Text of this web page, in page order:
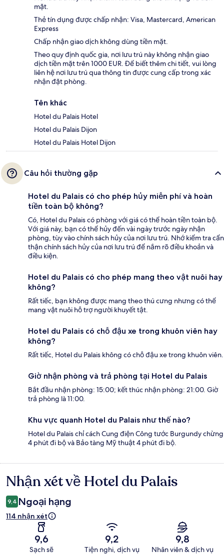
mặt.
Thẻ tín dụng được chấp nhận: Visa, Mastercard, American
Express
Chấp nhận giao dịch không dùng tiền mặt.
Theo quy định quốc gia, nơi lưu trú này không nhận giao
dịch tiền mặt trên 1000 EUR. Để biết thêm chi tiết, vui lòng
liên hệ nơi lưu trú qua thông tin được cung cấp trong xác
nhận đặt phòng.
Tên khác
Hotel du Palais Hotel
Hotel du Palais Dijon
Hotel du Palais Hotel Dijon
Câu hỏi thường gặp
Hotel du Palais có cho phép hủy miễn phí và hoàn
tiền toàn bộ không?
Có, Hotel du Palais có phòng với giá có thể hoàn tiền toàn bộ.
Với giá này, bạn có thể hủy đến vài ngày trước ngày nhận
phòng, tùy vào chính sách hủy của nơi lưu trú. Nhớ kiểm tra cẩn
thận chính sách hủy của nơi lưu trú để nắm rõ điều khoản và
điều kiện.
Hotel du Palais có cho phép mang theo vật nuôi hay
không?
Rất tiếc, bạn không được mang theo thú cưng nhưng có thể
mang vật nuôi hỗ trợ người khuyết tật.
Hotel du Palais có chỗ đậu xe trong khuôn viên hay
không?
Rất tiếc, Hotel du Palais không có chỗ đậu xe trong khuôn viên.
Giờ nhận phòng và trả phòng tại Hotel du Palais
Bắt đầu nhận phòng: 15:00; kết thúc nhận phòng: 21:00. Giờ
trả phòng là 11:00.
Khu vực quanh Hotel du Palais như thế nào?
Hotel du Palais chỉ cách Cung điện Công tước Burgundy chừng
4 phút đi bộ và Bảo tàng Mỹ thuật 4 phút đi bộ.
Nhận
xét
Nhận xét về Hotel du Palais
9,4 Ngoại hạng
114 nhận xét
9,6
Sạch sẽ
9,2
Tiện nghi, dịch vụ
9,8
Nhân viên & dịch vụ